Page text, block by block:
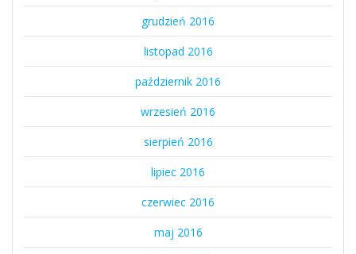
grudzień 2016
listopad 2016
październik 2016
wrzesień 2016
sierpień 2016
lipiec 2016
czerwiec 2016
maj 2016